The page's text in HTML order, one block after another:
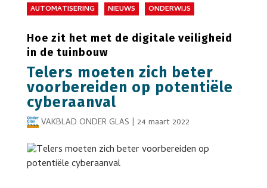
AUTOMATISERING NIEUWS ONDERWIJS
Hoe zit het met de digitale veiligheid
in de tuinbouw
Telers moeten zich beter
voorbereiden op potentiële
cyberaanval
VAKBLAD ONDER GLAS | 24 maart 2022